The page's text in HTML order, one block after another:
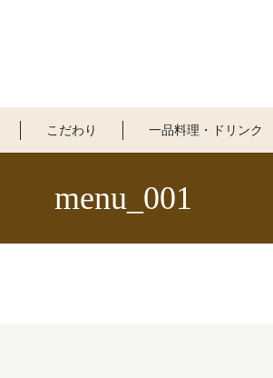
こだわり 一品料理・ドリンク
menu_001